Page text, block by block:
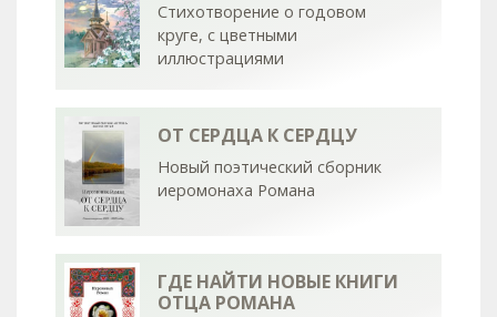
Стихотворение о годовом
круге, с цветными
иллюстрациями
ОТ СЕРДЦА К СЕРДЦУ
Новый поэтический сборник
иеромонаха Романа
ГДЕ НАЙТИ НОВЫЕ КНИГИ
ОТЦА РОМАНА